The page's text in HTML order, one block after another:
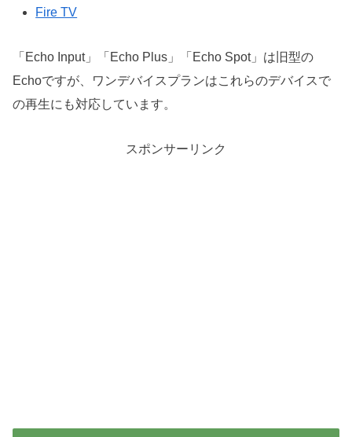
Fire TV
「Echo Input」「Echo Plus」「Echo Spot」は旧型の
Echoですが、ワンデバイスプランはこれらのデバイスで
の再生にも対応しています。
スポンサーリンク